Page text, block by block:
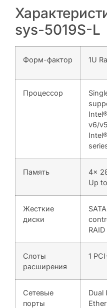
sys-5019S-L
Форм-фактор 1U
Процессор
v6/
Память
4x
Up
Жесткие
диски
Слоты
расширения
1
Сетевые
порты
Dual